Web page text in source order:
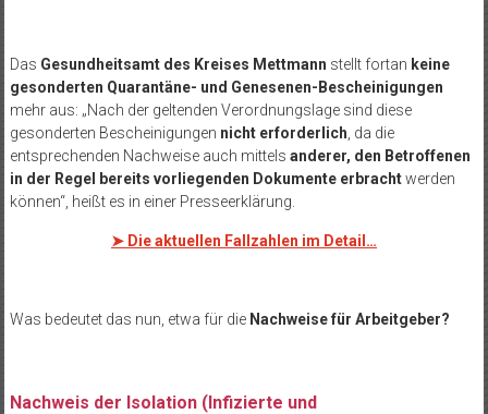
Das Gesundheitsamt des Kreises Mettmann stellt fortan keine
gesonderten Quarantäne- und Genesenen-Bescheinigungen
mehr aus: „Nach der geltenden Verordnungslage sind diese
gesonderten Bescheinigungen nicht erforderlich , da die
entsprechenden Nachweise auch mittels anderer, den Betroffenen
in der Regel bereits vorliegenden Dokumente erbrachtwerden
können“, heißt es in einer Presseerklärung.
➤ Die aktuellen Fallzahlen im Detail…
Was bedeutet das nun, etwa für die Nachweise für Arbeitgeber?
Nachweis der Isolation (Infizierte und